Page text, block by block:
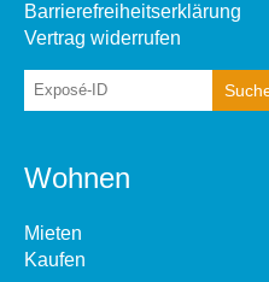
Barrierefreiheitserklärung
Vertrag widerrufen
Wohnen
Mieten
Kaufen